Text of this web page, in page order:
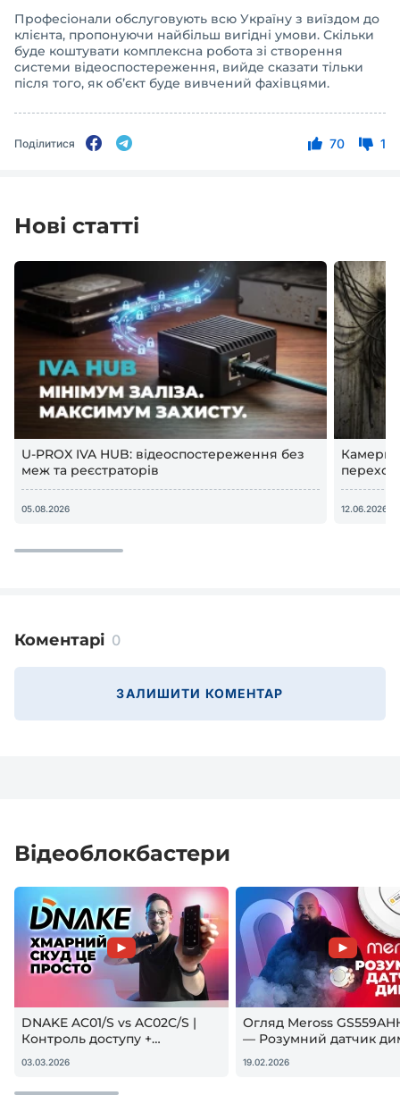
Професіонали обслуговують всю Україну з виїздом до
клієнта, пропонуючи найбільш вигідні умови. Скільки
буде коштувати комплексна робота зі створення
системи відеоспостереження, вийде сказати тільки
після того, як об’єкт буде вивчений фахівцями.
Поділитися 70 1
Нові статті
U-PROX IVA HUB: відеоспостереження без
меж та реєстраторів
05.08.2026
Камери
12.06.2026
Коментарі 0
ЗАЛИШИТИ КОМЕНТАР
Відеоблокбастери
DNAKE AC01/S vs AC02C/S |
Контроль доступу +
гостьовий QR — реальна
03.03.2026
Огляд Meross
— Розумний датчик
Apple HomeKit! Чи
19.02.2026